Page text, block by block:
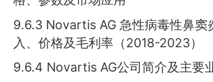
9.6.3 Novartis AG 急性病毒性鼻窦
入、价格及毛利率（2018-2023）
9.6.4 Novartis AG公司简介及主要